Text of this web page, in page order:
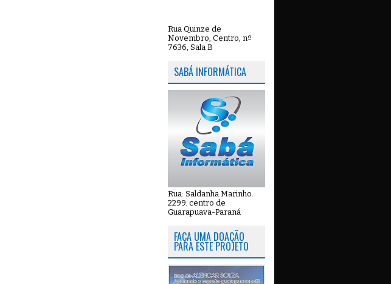
Rua Quinze de
Novembro, Centro, nº
7636, Sala B
SABÁ INFORMÁTICA
Rua: Saldanha Marinho.
2299. centro de
Guarapuava-Paraná
FAÇA UMA DOAÇÃO
PARA ESTE PROJETO